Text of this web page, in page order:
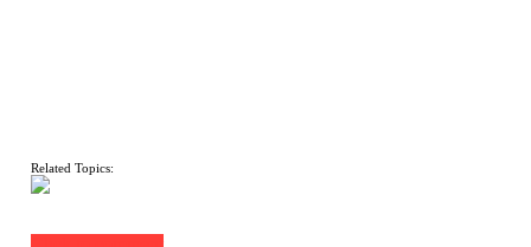
Related Topics: